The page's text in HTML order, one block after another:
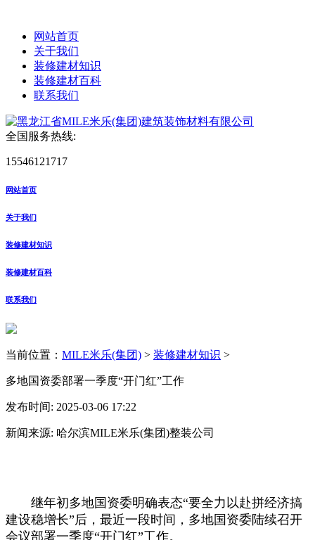
网站首页
关于我们
装修建材知识
装修建材百科
联系我们
全国服务热线:
15546121717
网站首页
关于我们
装修建材知识
装修建材百科
联系我们
当前位置： MILE米乐(集团) > 装修建材知识 >
多地国资委部署一季度“开门红”工作
发布时间: 2025-03-06 17:22
新闻来源: 哈尔滨MILE米乐(集团)整装公司
继年初多地国资委明确表态“要全力以赴拼经济搞
建设稳增长”后，最近一段时间，多地国资委陆续召开
会议部署一季度“开门红”工作。